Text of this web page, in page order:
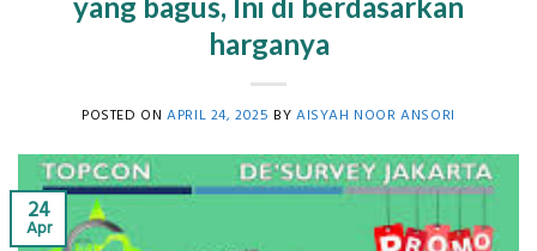
harganya
POSTED ONAPRIL 24, 2025 BYAISYAH NOOR ANSORI
24
Apr